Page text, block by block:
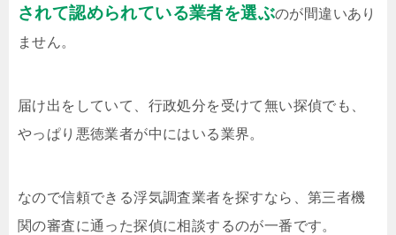
されて認められている業者を選ぶのが間違いあり
ません。
届け出をしていて、行政処分を受けて無い探偵でも、
やっぱり悪徳業者が中にはいる業界。
なので信頼できる浮気調査業者を探すなら、第三者機
関の審査に通った探偵に相談するのが一番です。